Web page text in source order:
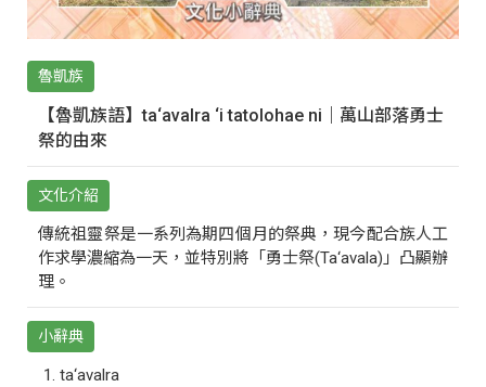
魯凱族
【魯凱族語】ta‘avalra ‘i tatolohae ni｜萬山部落勇士
祭的由來
文化介紹
傳統祖靈祭是一系列為期四個月的祭典，現今配合族人工
作求學濃縮為一天，並特別將「勇士祭(Ta‘avala)」凸顯辦
理。
小辭典
ta‘avalra